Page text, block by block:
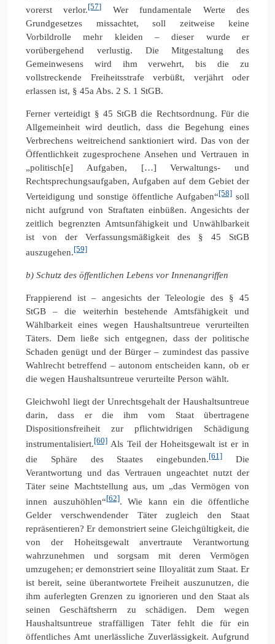
vorerst verlor.[57]
Wer fundamentale Werte des
Grundgesetzes missachtet, soll zeitweise keine
Vorbildrolle mehr kleiden – dieser wurde er
vorübergehend verlustig. Die Mitgestaltung des
Gemeinwesens wird ihm verwehrt, bis die zu
vollstreckende Freiheitsstrafe verbüßt, verjährt oder
erlassen ist, § 45a Abs. 2 S. 1 StGB.
Ferner verteidigt § 45 StGB die Rechtsordnung. Für die
Allgemeinheit wird deutlich, dass die Begehung eines
Verbrechens weitreichend sanktioniert wird. Das von der
Öffentlichkeit zugesprochene Ansehen und Vertrauen in
„politisch[e] Aufgaben, […] Verwaltungs- und
Rechtsprechungsaufgaben, Aufgaben auf dem Gebiet der
Verteidigung und sonstige öffentliche Aufgaben“[58] soll
nicht aufgrund von Straftaten einbüßen. Angesichts der
zeitlich begrenzten Amtsunfähigkeit und Unwählbarkeit
ist von der Verfassungsmäßigkeit des § 45 StGB
auszugehen.[59]
b) Schutz des öffentlichen Lebens vor Innenangriffen
Frappierend ist – angesichts der Teleologie des § 45
StGB – die weiterhin bestehende Amtsfähigkeit und
Wählbarkeit eines wegen Haushaltsuntreue verurteilten
Täters. Dem ließe sich entgegnen, dass der politische
Schaden genügt und der Bürger – zumindest das passive
Wahlrecht betreffend – autonom entscheiden kann, ob er
die wegen Haushaltsuntreue verurteilte Person wählt.
Gleichwohl liegt der Unrechtsgehalt der Haushaltsuntreue
darin, dass er die ihm vom Staat übertragene
Dispositionsfreiheit zur pflichtwidrigen Schädigung
instrumentalisiert.[60] Als Teil der Hoheitsgewalt ist er in
die Sphäre des Staates eingebunden.[61] Die
Verantwortung und das Vertrauen ungeachtet nutzt der
Täter seine Machtstellung aus, um „das Vermögen von
innen auszuhöhlen“[62]. Wie kann ein die öffentliche
Gelder verschwendender Täter zugleich den Staat
repräsentieren? Er demonstriert seine Gleichgültigkeit, die
von der Hoheitsgewalt anvertraute Verantwortung
wahrzunehmen und sorgsam mit deren Vermögen
umzugehen; er demonstriert seine Illoyalität zum Staat. Er
ist bereit, seine überantwortete Freiheit auszunutzen, die
ihm auferlegten Grenzen zu ignorieren und den Staat als
seinen Geschäftsherrn zu schädigen. Dem wegen
Haushaltsuntreue straffälligen Täter fehlt die für ein
öffentliches Amt unerlässliche Zuverlässigkeit. Aufgrund